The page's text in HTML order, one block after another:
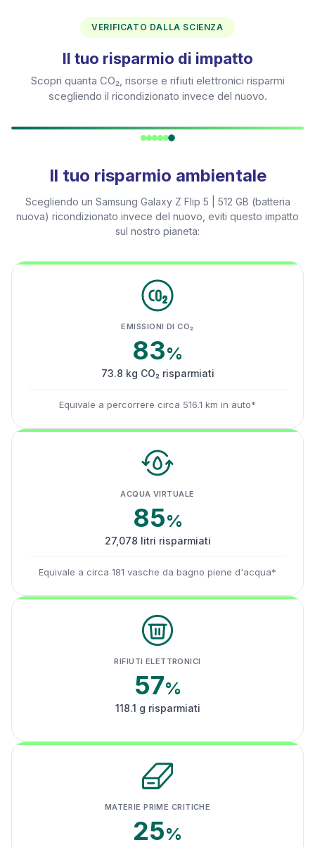
VERIFICATO DALLA SCIENZA
Il tuo risparmio di impatto
Scopri quanta CO₂, risorse e rifiuti elettronici risparmi
scegliendo il ricondizionato invece del nuovo.
Il tuo risparmio ambientale
Scegliendo un Samsung Galaxy Z Flip 5 | 512 GB (batteria
nuova) ricondizionato invece del nuovo, eviti questo impatto
sul nostro pianeta:
EMISSIONI DI CO₂
83%
73.8 kg CO₂ risparmiati
Equivale a percorrere circa 516.1 km in auto*
ACQUA VIRTUALE
85%
27,078 litri risparmiati
Equivale a circa 181 vasche da bagno piene d'acqua*
RIFIUTI ELETTRONICI
57%
118.1 g risparmiati
MATERIE PRIME CRITICHE
25%